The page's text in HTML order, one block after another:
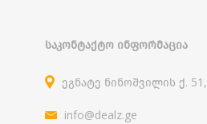
ᲡᲐᲙᲝᲜᲢᲐᲥᲢᲝ ᲘᲜᲤᲝᲠᲛᲐᲪᲘᲐ
ეგნატე ნინოშვილის ქ.
info@dealz.ge